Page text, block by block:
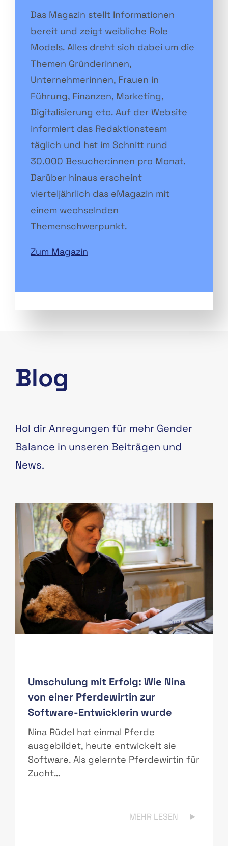
Das Magazin stellt Informationen
bereit und zeigt weibliche Role
Models. Alles dreht sich dabei um die
Themen Gründerinnen,
Unternehmerinnen, Frauen in
Führung, Finanzen, Marketing,
Digitalisierung etc. Auf der Website
informiert das Redaktionsteam
täglich und hat im Schnitt rund
30.000 Besucher:innen pro Monat.
Darüber hinaus erscheint
vierteljährlich das eMagazin mit
einem wechselnden
Themenschwerpunkt.
Zum Magazin
Blog
Hol dir Anregungen für mehr Gender
Balance in unseren Beiträgen und
News.
Quelle: Privat
Umschulung mit Erfolg: Wie Nina
von einer Pferdewirtin zur
Software-Entwicklerin wurde
Nina Rüdel hat einmal Pferde
ausgebildet, heute entwickelt sie
Software. Als gelernte Pferdewirtin für
Zucht…
MEHR LESEN